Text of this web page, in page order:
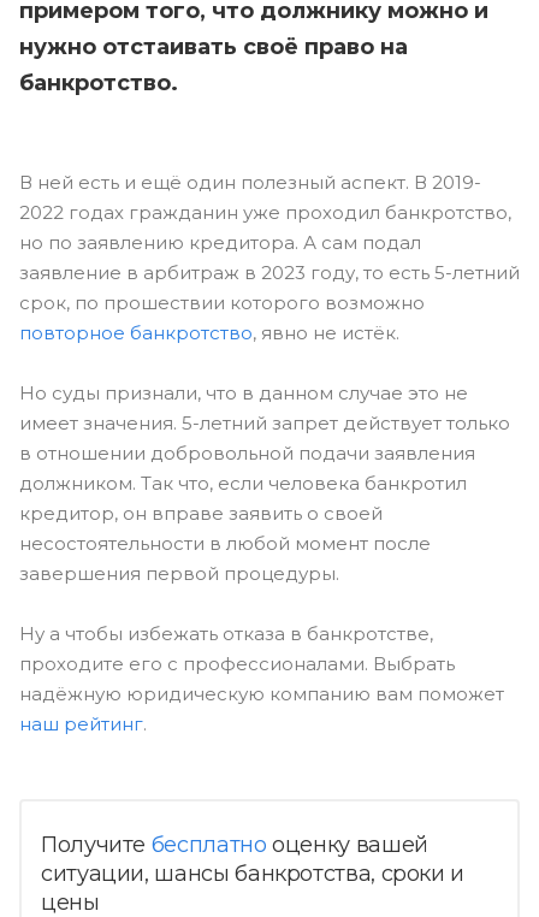
примером того, что должнику можно и
нужно отстаивать своё право на
банкротство.
В ней есть и ещё один полезный аспект. В 2019-
2022 годах гражданин уже проходил банкротство,
но по заявлению кредитора. А сам подал
заявление в арбитраж в 2023 году, то есть 5-летний
срок, по прошествии которого возможно
повторное банкротство, явно не истёк.
Но суды признали, что в данном случае это не
имеет значения. 5-летний запрет действует только
в отношении добровольной подачи заявления
должником. Так что, если человека банкротил
кредитор, он вправе заявить о своей
несостоятельности в любой момент после
завершения первой процедуры.
Ну а чтобы избежать отказа в банкротстве,
проходите его с профессионалами. Выбрать
надёжную юридическую компанию вам поможет
наш рейтинг.
Получите бесплатно оценку вашей
ситуации, шансы банкротства, сроки и
цены